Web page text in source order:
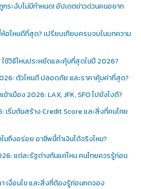
ระงับไม่มีกำหนด! อัปเดตข่าวด่วนคนอยาก
อไหนดีที่สุด? เปรียบเทียบครบจบในบทความ
ใช้วิธีไหนประหยัดและคุ้มที่สุดในปี 2026?
ตัวไหนดี ปลอดภัย และราคาคุ้มค่าที่สุด?
าเมือง 2026: LAX, JFK, SFO ไปยังไงดี?
เริ่มต้นสร้าง Credit Score และสิ่งที่คนไทย
ไมถึงอร่อย อาชีพนี้ทำเงินได้จริงไหม?
แต่ละรัฐต่างกันแค่ไหน คนไทยควรรู้ก่อน
า เงื่อนไข และสิ่งที่ต้องรู้ก่อนกดจอง